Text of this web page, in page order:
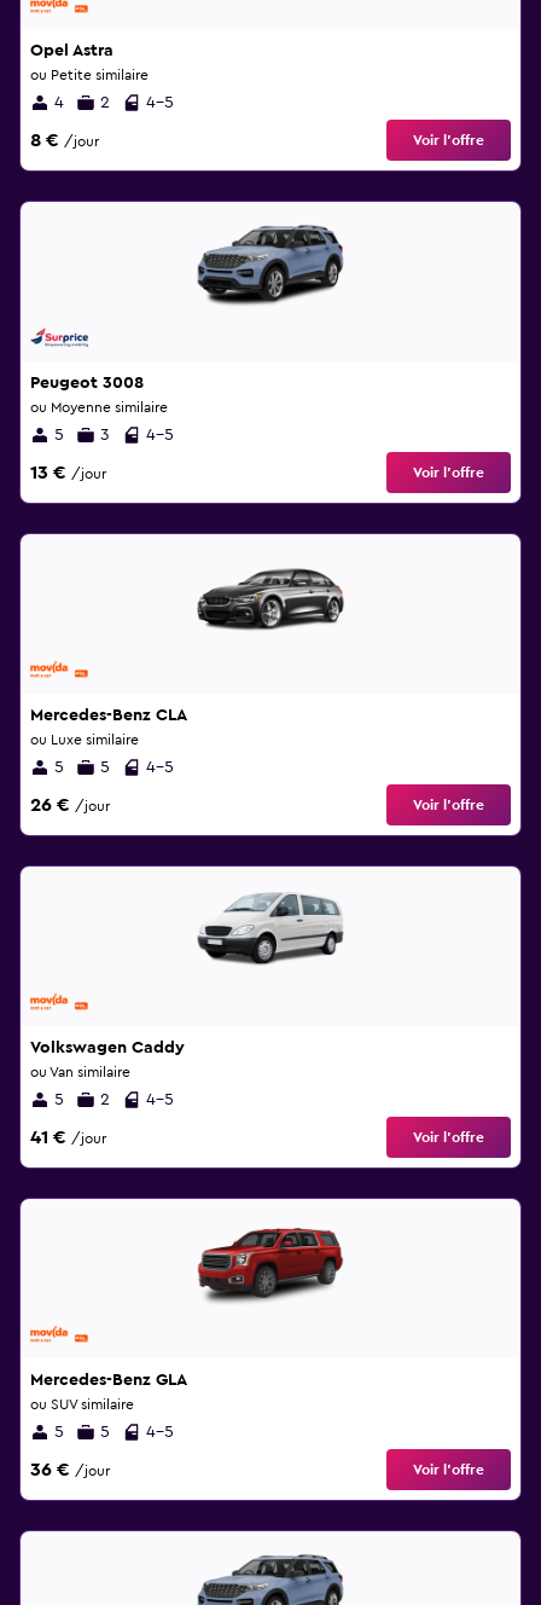
Opel Astra
ou Petite similaire
4 2 4-5
8 € /jour Voir l’offre
Peugeot 3008
ou Moyenne similaire
5 3 4-5
13 € /jour Voir l’offre
Mercedes-Benz CLA
ou Luxe similaire
5 5 4-5
26 € /jour Voir l’offre
Volkswagen Caddy
ou Van similaire
5 2 4-5
41 € /jour Voir l’offre
Mercedes-Benz GLA
ou SUV similaire
5 5 4-5
36 € /jour Voir l’offre